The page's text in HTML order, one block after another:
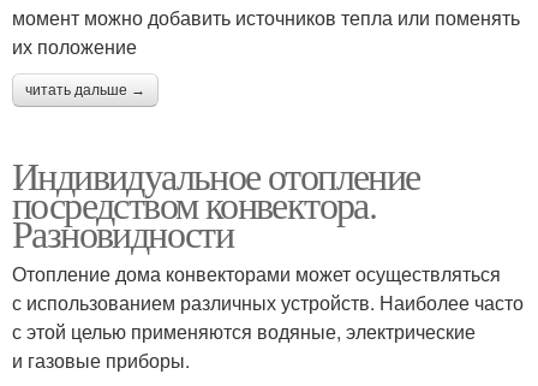
момент можно добавить источников тепла или поменять
их положение
читать дальше →
Индивидуальное отопление
посредством конвектора.
Разновидности
Отопление дома конвекторами может осуществляться
с использованием различных устройств. Наиболее часто
с этой целью применяются водяные, электрические
и газовые приборы.